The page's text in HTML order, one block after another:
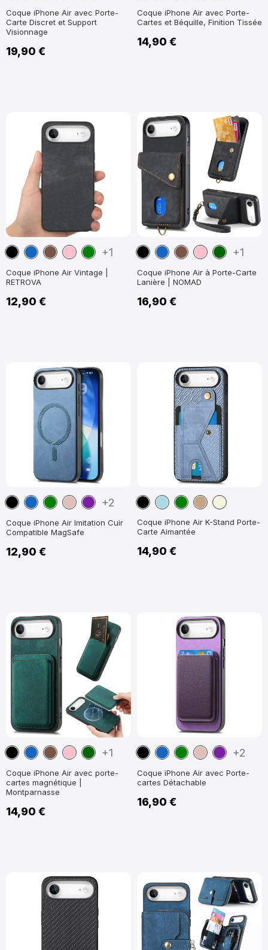
Coque iPhone Air avec Porte-
Carte Discret et Support
Visionnage
19,90 €
Coque iPhone Air avec Porte-
Cartes et Béquille, Finition Tissée
14,90 €
NoirBleuMarron
RoseVert +1
Coque iPhone Air Vintage |
RETROVA
12,90 €
NoirBleuMarron
RoseVert +1
Coque iPhone Air à Porte-Carte
Lanière | NOMAD
16,90 €
NoirBleuVertOr Violet
+2
Coque iPhone Air Imitation Cuir
Compatible MagSafe
12,90 €
NoirBleuVertMarron
Beige
Coque iPhone Air K-Stand Porte-
Carte Aimantée
14,90 €
NoirBleuMarron
RoseVert +1
Coque iPhone Air avec porte-
cartes magnétique |
Montparnasse
14,90 €
NoirBleuVertOr Violet
+2
Coque iPhone Air avec Porte-
cartes Détachable
16,90 €